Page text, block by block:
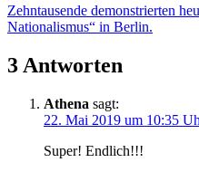
Zehntausende demonstrierten
Nationalismus“ in Berlin.
3 Antworten
Athena sagt:
22. Mai 2019 um 10:35
Super! Endlich!!!